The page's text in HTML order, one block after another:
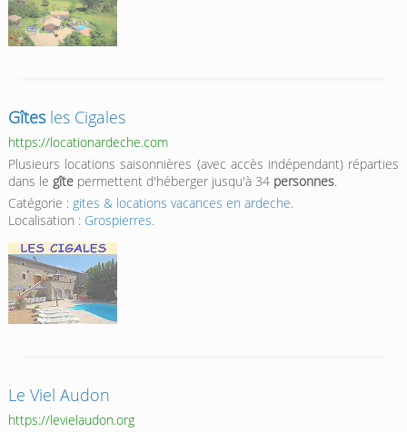
Gîtesles Cigales
https://locationardeche.com
Plusieurs locations saisonnières (avec accès indépendant) réparties
dans le gîtepermettent d'héberger jusqu'à 34 personnes.
Catégorie : gites & locations vacances en ardeche.
Localisation : Grospierres.
Le Viel Audon
https://levielaudon.org